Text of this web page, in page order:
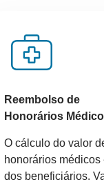
Reembolso de
Honorários
O cálculo do valor
honorários
dos beneficiários.